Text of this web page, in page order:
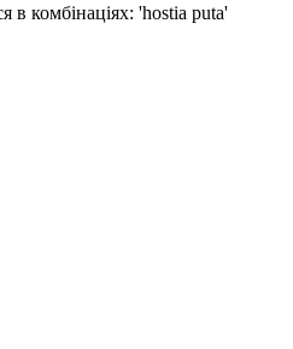
в комбінаціях: 'hostia puta'